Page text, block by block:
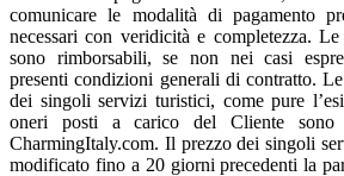
comunicare le modalità di pagamento
necessari con veridicità e completezza.
sono rimborsabili, se non nei casi
presenti condizioni generali di contratto.
dei singoli servizi turistici, come pure
oneri posti a carico del Cliente
CharmingItaly.com. Il prezzo dei singoli
modificato fino a 20 giorni precedenti la